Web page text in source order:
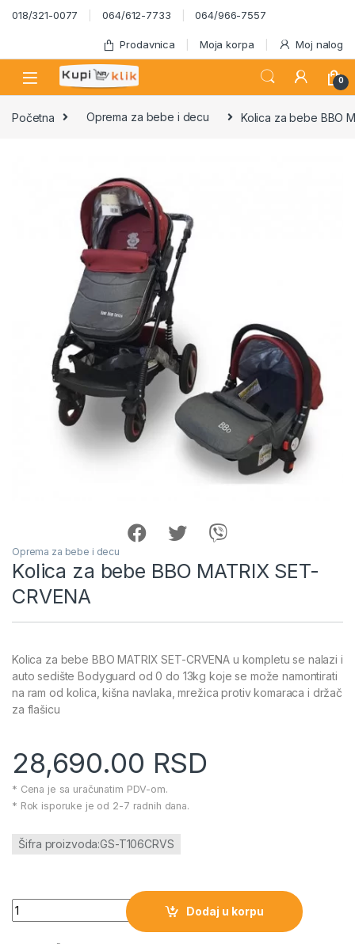
Skip to navigation
Skip to content
018/321-0077 064/612-7733 064/966-7557
Prodavnica Moja korpa Moj nalog
0
Početna Oprema za bebe i decu Kolica za bebe BBO
Oprema za bebe i decu
Kolica za bebe BBO MATRIX SET-
CRVENA
Kolica za bebe BBO MATRIX SET-CRVENA u kompletu se nalazi i
auto sedište Bodyguard od 0 do 13kg koje se može namontirati
na ram od kolica, kišna navlaka, mrežica protiv komaraca i držač
za flašicu
28,690.00 RSD
* Cena je sa uračunatim PDV-om.
* Rok isporuke je od 2-7 radnih dana.
Šifra proizvoda:GS-T106CRVS
Kolica za bebe BBO MATRIX SET-CRVENA količina
Dodaj u korpu